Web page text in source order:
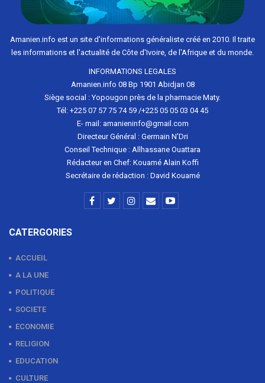
Amanien.info est un site d'informations généraliste créé en 2010. Il traite
les informations et l'actualité de Côte d'Ivoire, de l'Afrique et du monde.
INFORMATIONS LEGALES
Amanien.info 08 Bp 1901 Abidjan 08
Siège social : Yopougon près de la pharmacie Maty.
Tél: +225 07 57 75 74 59 /+225 05 05 03 04 45
E- mail: amanieninfo@gmail.com
Directeur Général : Germain N'Dri
Conseil Technique : Allhassane Ouattara
Rédacteur en Chef: Kouamé Alain Koffi
Secrétaire de rédaction : David Kouamé
CATERGORIES
ACCUEIL
A LA UNE
POLITIQUE
SOCIETE
ECONOMIE
RELIGION
EDUCATION
CULTURE